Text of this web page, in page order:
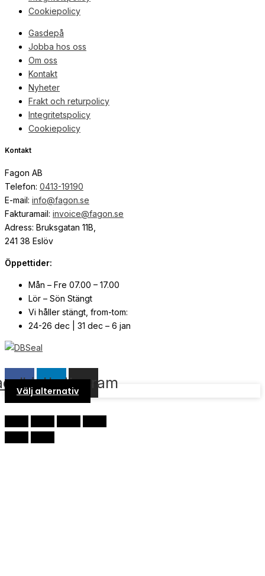
Cookiepolicy
Gasdepå
Jobba hos oss
Om oss
Kontakt
Nyheter
Frakt och returpolicy
Integritetspolicy
Cookiepolicy
Kontakt
Fagon AB
Telefon: 0413-19190
E-mail: info@fagon.se
Fakturamail: invoice@fagon.se
Adress: Bruksgatan 11B,
241 38 Eslöv
Öppettider:
Mån – Fre 07.00 – 17.00
Lör – Sön Stängt
Vi håller stängt, from-tom:
24-26 dec | 31 dec – 6 jan
Linkedin
Instagram
Välj alternativ